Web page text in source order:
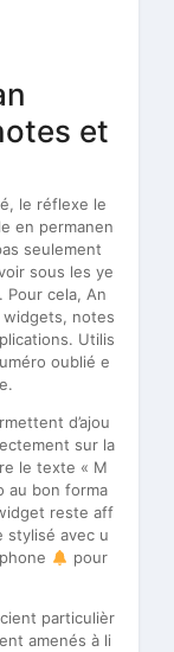
et
le réflexe le
en permanen
seulement
sous les ye
cela, An
notes
Utilis
oublié e
d’ajou
sur la
le texte « M
au bon forma
reste aff
stylisé avec u
pour
particulièr
amenés à li